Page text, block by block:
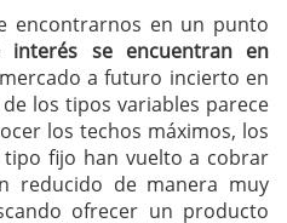
encontrarnos en un punto
se encuentran en
a futuro incierto en
los tipos variables parece
los techos máximos, los
fijo han vuelto a cobrar
reducido de manera muy
ofrecer un producto